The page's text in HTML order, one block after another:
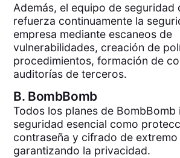
Además, el equipo de seguridad
refuerza continuamente la
empresa mediante escaneos de
vulnerabilidades, creación de
procedimientos, formación de
auditorías de terceros.
B. BombBomb
Todos los planes de BombBomb
seguridad esencial como
contraseña y cifrado de
garantizando la privacidad.